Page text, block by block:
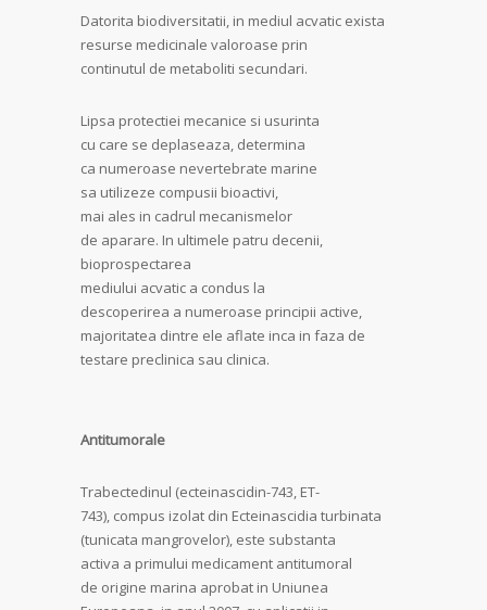
Datorita biodiversitatii, in mediul acvatic exista
resurse medicinale valoroase prin
continutul de metaboliti secundari.
Lipsa protectiei mecanice si usurinta
cu care se deplaseaza, determina
ca numeroase nevertebrate marine
sa utilizeze compusii bioactivi,
mai ales in cadrul mecanismelor
de aparare. In ultimele patru decenii,
bioprospectarea
mediului acvatic a condus la
descoperirea a numeroase principii active,
majoritatea dintre ele aflate inca in faza de
testare preclinica sau clinica.
Antitumorale
Trabectedinul (ecteinascidin-743, ET-
743), compus izolat din Ecteinascidia turbinata
(tunicata mangrovelor), este substanta
activa a primului medicament antitumoral
de origine marina aprobat in Uniunea